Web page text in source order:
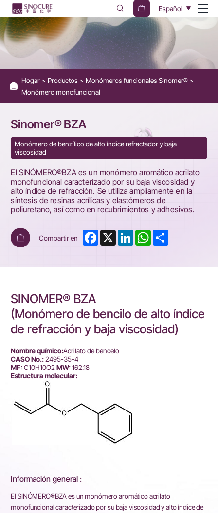
SINOMER®
BZA
Español
Hogar Productos
Monómeros funcionales Sinomer®
Monómero monofuncional
Sinomer® BZA
Monómero de benzílico de alto índice refractador y baja
viscosidad
El SINÓMERO®BZA es un monómero aromático acrilato
monofuncional caracterizado por su baja viscosidad y
alto índice de refracción. Se utiliza ampliamente en la
síntesis de resinas acrílicas y elastómeros de
poliuretano, así como en recubrimientos y adhesivos.
Compartir en Facebook
X LinkedInWhatsApp
SINOMER® BZA
(Monómero de bencilo de alto índice
de refracción y baja viscosidad)
Nombre químico:Acrilato de bencelo
CASO No.:2495-35-4
MF:C10H10O2MW:162.18
Estructura molecular:
Información general :
El SINÓMERO®BZA es un monómero aromático acrilato
monofuncional caracterizado por su baja viscosidad y alto índice de